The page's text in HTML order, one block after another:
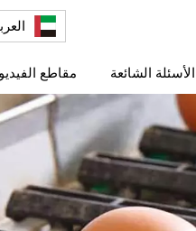
الأسئلة الشائعة مقاطع الفيديو